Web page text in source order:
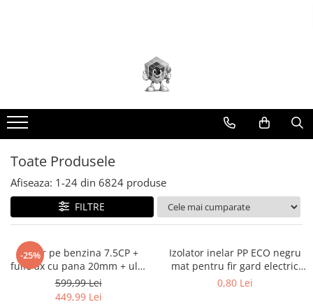
taiere/slefuire/polizare/curatare
Amestecatoare
Aparat carotat
Aparat de banc
Aparat masina cusut
Aparat spalat cu presiune
Aparate de ascutit
Toate Produsele
Afiseaza: 1-24 din 6824 produse
FILTRE
-25%
Motor pe benzina 7.5CP +
fulie ax cu pana 20mm + ulei
4 timpi DISFB96
(BK19816+F+U)
599,99 Lei
449,99 Lei
Izolator inelar PP ECO negru
mat pentru fir gard electric
DISGD08 (BK87541)
0,80 Lei